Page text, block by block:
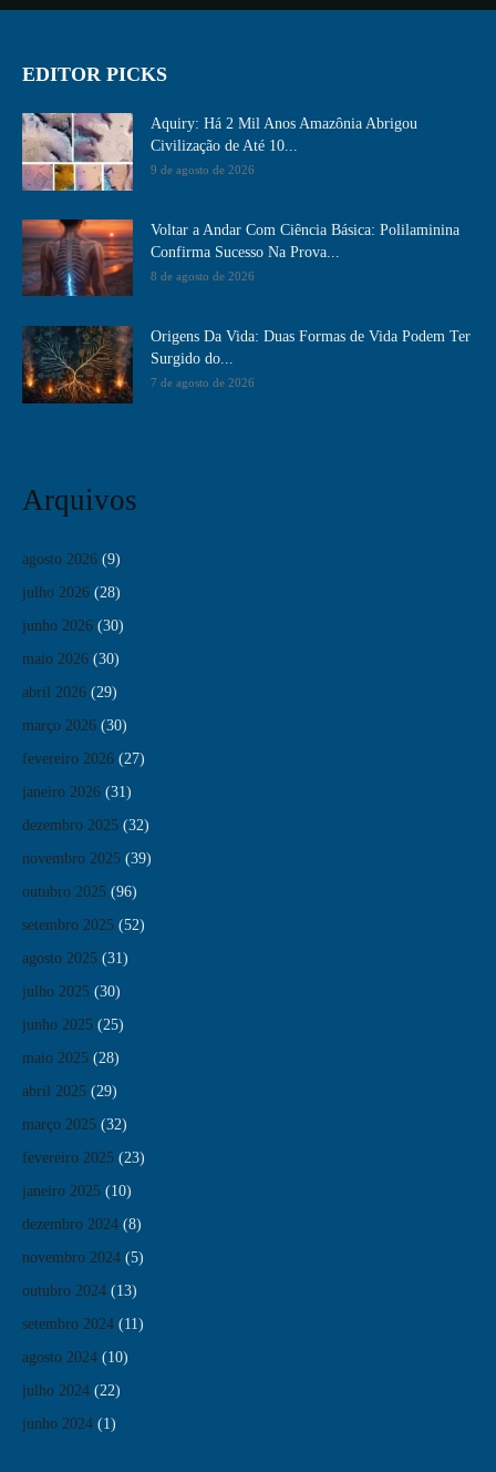
EDITOR PICKS
Aquiry: Há 2 Mil Anos Amazônia Abrigou
Civilização de Até 10...
9 de agosto de 2026
Voltar a Andar Com Ciência Básica: Polilaminina
Confirma Sucesso Na Prova...
8 de agosto de 2026
Origens Da Vida: Duas Formas de Vida Podem Ter
Surgido do...
7 de agosto de 2026
Arquivos
agosto 2026 (9)
julho 2026 (28)
junho 2026 (30)
maio 2026 (30)
abril 2026 (29)
março 2026 (30)
fevereiro 2026 (27)
janeiro 2026 (31)
dezembro 2025 (32)
novembro 2025 (39)
outubro 2025 (96)
setembro 2025 (52)
agosto 2025 (31)
julho 2025 (30)
junho 2025 (25)
maio 2025 (28)
abril 2025 (29)
março 2025 (32)
fevereiro 2025 (23)
janeiro 2025 (10)
dezembro 2024 (8)
novembro 2024 (5)
outubro 2024 (13)
setembro 2024 (11)
agosto 2024 (10)
julho 2024 (22)
junho 2024 (1)